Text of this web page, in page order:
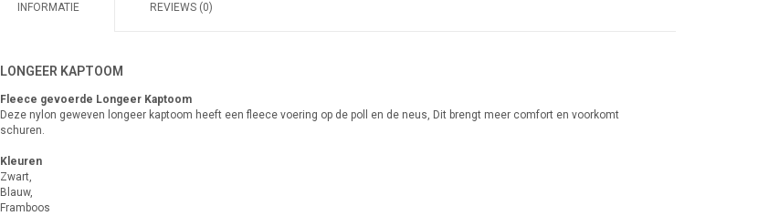
INFORMATIE REVIEWS (0)
LONGEER KAPTOOM
Fleece gevoerde Longeer Kaptoom
Deze nylon geweven longeer kaptoom heeft een fleece voering op de poll en de neus, Dit brengt meer comfort en voorkomt
schuren.
Kleuren
Zwart,
Blauw,
Framboos